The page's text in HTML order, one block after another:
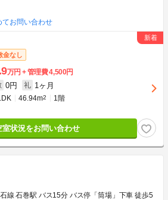
てお問い合わせ
金なし
万円 管理費4,500円
0円 礼 1ヶ月
46.94m2 1階
室状況をお問い合わせ
線 石巻駅 バス15分 バス停「筒場」下車 徒歩5